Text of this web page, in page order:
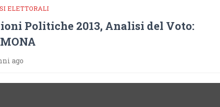
ELETTORALI
Politiche 2013, Analisi del Voto:
ago